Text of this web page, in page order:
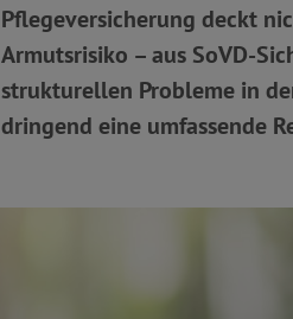
Pflegeversicherung deckt
Armutsrisiko – aus SoVD-
strukturellen Probleme in
dringend eine umfassende